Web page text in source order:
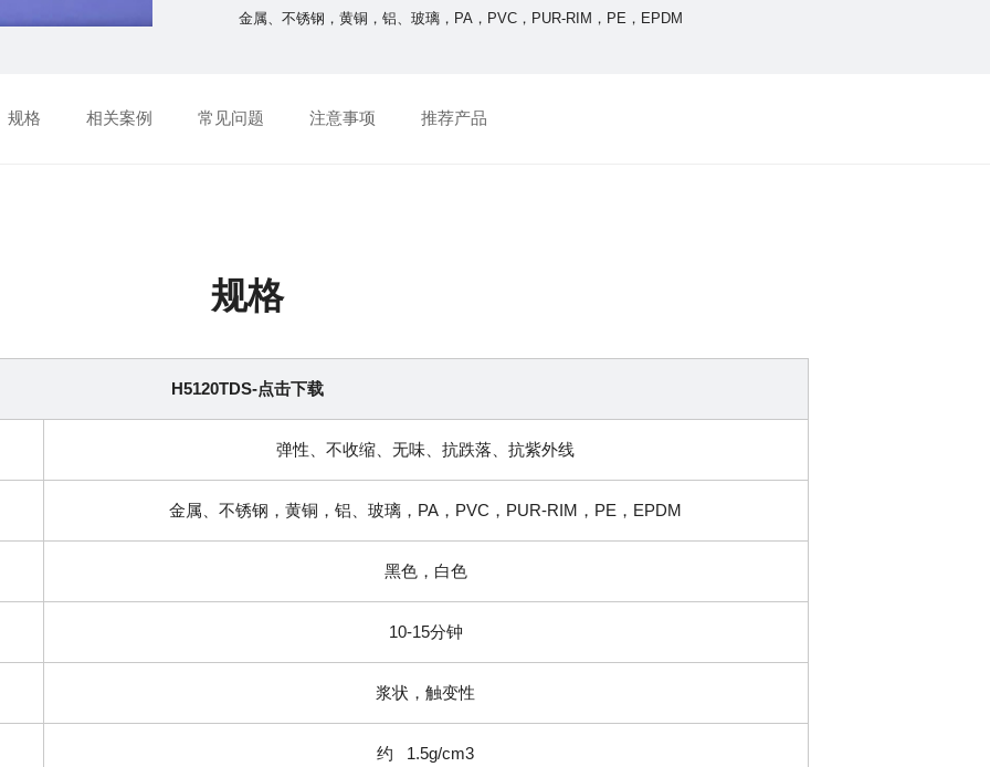
金属、不锈钢，黄铜，铝、玻璃，PA，PVC，PUR-RIM，PE，EPDM
规格 相关案例 常见问题 注意事项 推荐产品
规格
H5120TDS-点击下载
弹性、不收缩、无味、抗跌落、抗紫外线
金属、不锈钢，黄铜，铝、玻璃， PA ， PVC ， PUR-RIM ， PE ， EPDM
黑色，白色
10-15分钟
浆状，触变性
约 1.5g/cm3